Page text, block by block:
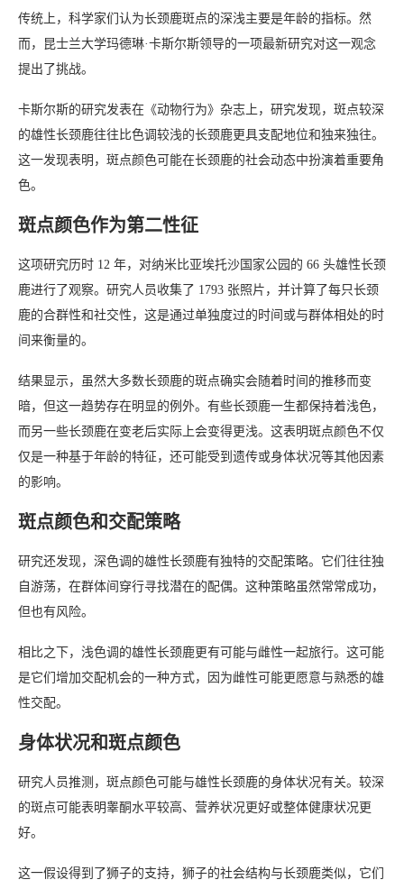
传统上，科学家们认为长颈鹿斑点的深浅主要是年龄的指标。然
而，昆士兰大学玛德琳·卡斯尔斯领导的一项最新研究对这一观念
提出了挑战。
卡斯尔斯的研究发表在《动物行为》杂志上，研究发现，斑点较深
的雄性长颈鹿往往比色调较浅的长颈鹿更具支配地位和独来独往。
这一发现表明，斑点颜色可能在长颈鹿的社会动态中扮演着重要角
色。
斑点颜色作为第二性征
这项研究历时 12 年，对纳米比亚埃托沙国家公园的 66 头雄性长颈
鹿进行了观察。研究人员收集了 1793 张照片，并计算了每只长颈
鹿的合群性和社交性，这是通过单独度过的时间或与群体相处的时
间来衡量的。
结果显示，虽然大多数长颈鹿的斑点确实会随着时间的推移而变
暗，但这一趋势存在明显的例外。有些长颈鹿一生都保持着浅色，
而另一些长颈鹿在变老后实际上会变得更浅。这表明斑点颜色不仅
仅是一种基于年龄的特征，还可能受到遗传或身体状况等其他因素
的影响。
斑点颜色和交配策略
研究还发现，深色调的雄性长颈鹿有独特的交配策略。它们往往独
自游荡，在群体间穿行寻找潜在的配偶。这种策略虽然常常成功，
但也有风险。
相比之下，浅色调的雄性长颈鹿更有可能与雌性一起旅行。这可能
是它们增加交配机会的一种方式，因为雌性可能更愿意与熟悉的雄
性交配。
身体状况和斑点颜色
研究人员推测，斑点颜色可能与雄性长颈鹿的身体状况有关。较深
的斑点可能表明睾酮水平较高、营养状况更好或整体健康状况更
好。
这一假设得到了狮子的支持，狮子的社会结构与长颈鹿类似，它们